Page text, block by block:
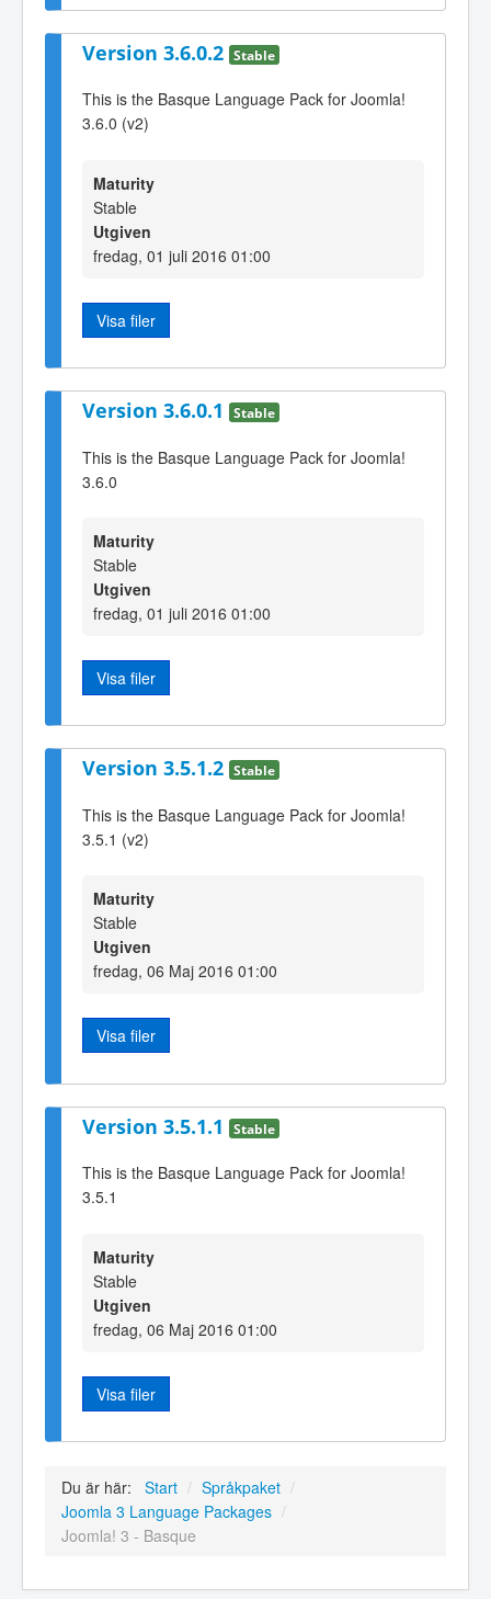
Version 3.6.0.2 Stable
This is the Basque Language Pack for Joomla!
3.6.0 (v2)
Maturity
Stable
Utgiven
fredag, 01 juli 2016 01:00
Visa filer
Version 3.6.0.1 Stable
This is the Basque Language Pack for Joomla!
3.6.0
Maturity
Stable
Utgiven
fredag, 01 juli 2016 01:00
Visa filer
Version 3.5.1.2 Stable
This is the Basque Language Pack for Joomla!
3.5.1 (v2)
Maturity
Stable
Utgiven
fredag, 06 Maj 2016 01:00
Visa filer
Version 3.5.1.1 Stable
This is the Basque Language Pack for Joomla!
3.5.1
Maturity
Stable
Utgiven
fredag, 06 Maj 2016 01:00
Visa filer
Du är här: Start / Språkpaket /
Joomla 3 Language Packages /
Joomla! 3 - Basque